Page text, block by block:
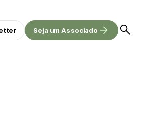
Seja um Associado